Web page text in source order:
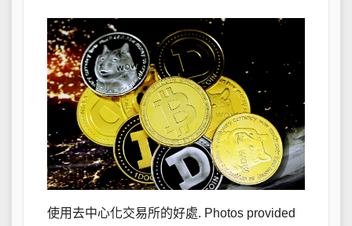
使用去中心化交易所的好處. Photos provided